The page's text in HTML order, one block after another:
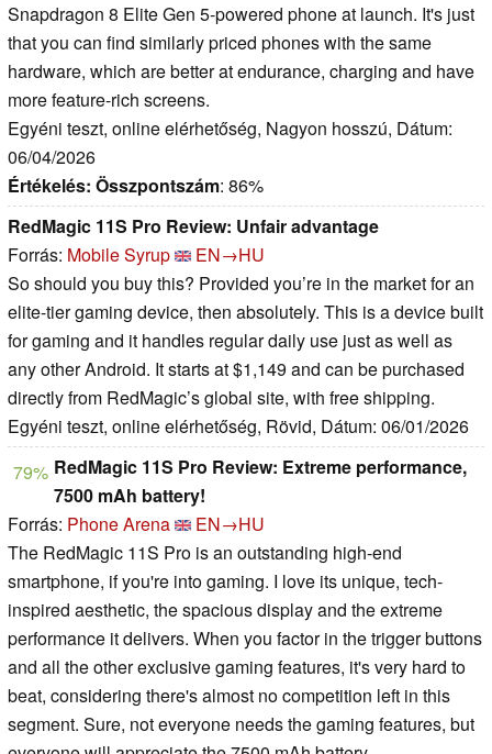
Snapdragon 8 Elite Gen 5-powered phone at launch. It's just
that you can find similarly priced phones with the same
hardware, which are better at endurance, charging and have
more feature-rich screens.
Egyéni teszt, online elérhetőség, Nagyon hosszú, Dátum:
06/04/2026
Értékelés: Összpontszám: 86%
RedMagic 11S Pro Review: Unfair advantage
Forrás: Mobile Syrup
EN→HU
So should you buy this? Provided you’re in the market for an
elite-tier gaming device, then absolutely. This is a device built
for gaming and it handles regular daily use just as well as
any other Android. It starts at $1,149 and can be purchased
directly from RedMagic’s global site, with free shipping.
Egyéni teszt, online elérhetőség, Rövid, Dátum: 06/01/2026
79% RedMagic 11S Pro Review: Extreme performance,
7500 mAh battery!
Forrás: Phone Arena
EN→HU
The RedMagic 11S Pro is an outstanding high-end
smartphone, if you're into gaming. I love its unique, tech-
inspired aesthetic, the spacious display and the extreme
performance it delivers. When you factor in the trigger buttons
and all the other exclusive gaming features, it's very hard to
beat, considering there's almost no competition left in this
segment. Sure, not everyone needs the gaming features, but